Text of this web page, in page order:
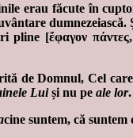
erau făcute în
[ἔφαγον
de Domnul, Cel
Luiși nu pe ale lor.
cine suntem, că suntem